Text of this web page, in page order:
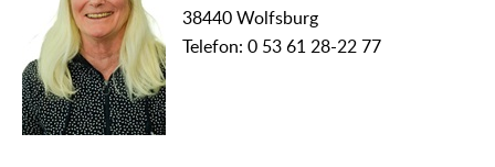
38440 Wolfsburg
Telefon: 0 53 61 28-22 77